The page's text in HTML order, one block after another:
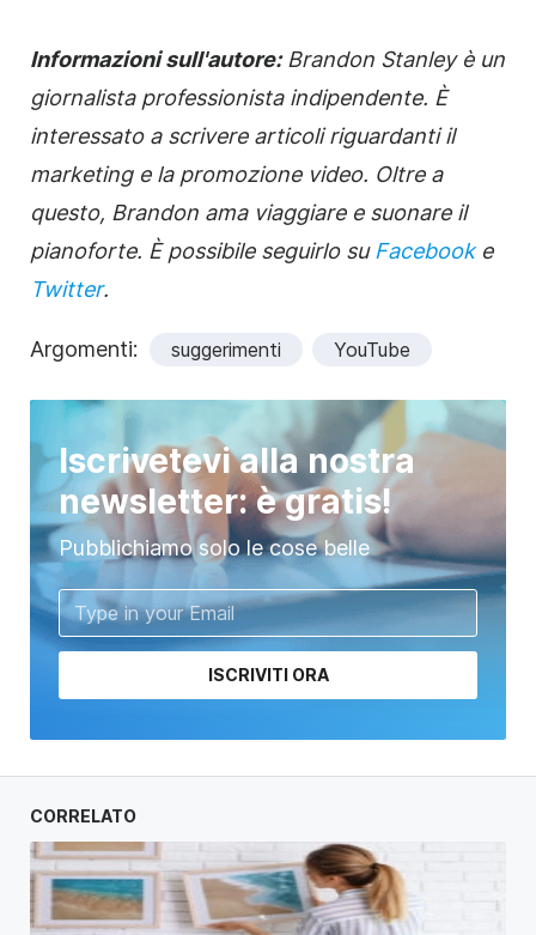
Informazioni sull'autore:Brandon Stanley è un
giornalista professionista indipendente. È
interessato a scrivere articoli riguardanti il
marketing e la promozione video. Oltre a
questo, Brandon ama viaggiare e suonare il
pianoforte. È possibile seguirlo suFacebooke
Twitter.
Argomenti: suggerimenti YouTube
Iscrivetevi alla nostra
newsletter: è gratis!
Pubblichiamo solo le cose belle
ISCRIVITI ORA
CORRELATO